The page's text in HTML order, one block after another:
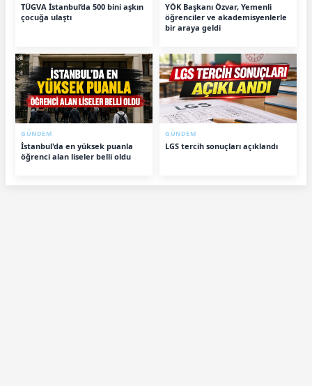
TÜGVA İstanbul’da 500 bini aşkın
çocuğa ulaştı
YÖK Başkanı Özvar, Yemenli
öğrenciler ve akademisyenlerle
bir araya geldi
GÜNDEM
İstanbul'da en yüksek puanla
öğrenci alan liseler belli oldu
GÜNDEM
LGS tercih sonuçları açıklandı